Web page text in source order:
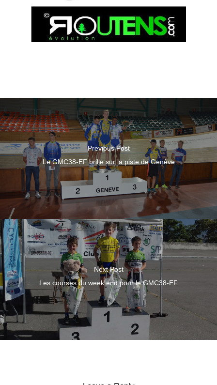
Previous Post
Le GMC38-EF brille sur la piste de Genève
Next Post
Les courses du week end pour le GMC38-EF